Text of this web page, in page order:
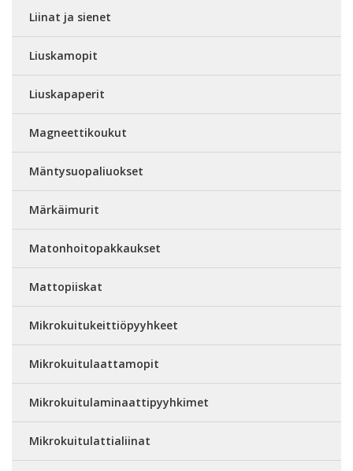
Liinat ja sienet
Liuskamopit
Liuskapaperit
Magneettikoukut
Mäntysuopaliuokset
Märkäimurit
Matonhoitopakkaukset
Mattopiiskat
Mikrokuitukeittiöpyyhkeet
Mikrokuitulaattamopit
Mikrokuitulaminaattipyyhkimet
Mikrokuitulattialiinat